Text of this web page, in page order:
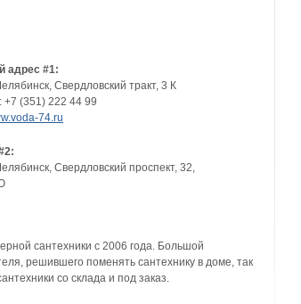
адрес #1:
, Свердловский тракт, 3 К
+7 (351) 222 44 99
74.ru
, Свердловский проспект, 32,
сантехники с 2006 года. Большой
решившего поменять сантехнику в доме, так
со склада и под заказ.